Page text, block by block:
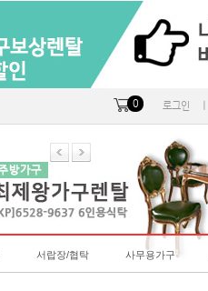
0 로그인
서랍장/협탁 사무용가구